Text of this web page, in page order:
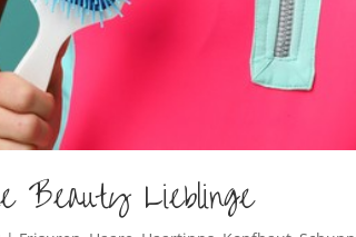
Beauty Lieblinge